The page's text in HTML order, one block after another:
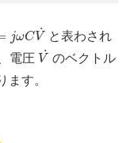
jωC ˙
V
ω V˙
と表わされ
電圧 ˙
V
V˙
のベクトル
ます。